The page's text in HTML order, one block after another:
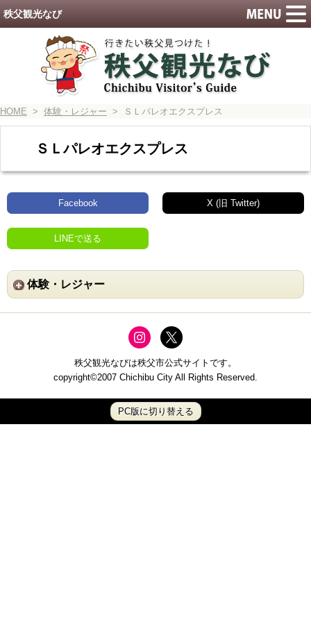
HOME > 体験・レジャー > ＳＬパレオエクスプレス
ＳＬパレオエクスプレス
Facebook X (旧 Twitter)
LINEで送る
体験・レジャー
秩父観光なびは秩父市公式サイトです。
copyright©2007 Chichibu City All Rights Reserved.
秩父観光なび
PC版に切り替える